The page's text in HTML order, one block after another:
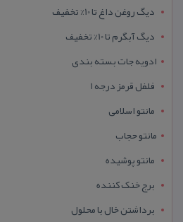
دیگ روغن داغ تا 10% تخفیف
دیگ آبگرم تا 10% تخفیف
ادویه جات بسته بندی
فلفل قرمز درجه 1
مانتو اسلامی
مانتو حجاب
مانتو پوشیده
برج خنک کننده
برداشتن خال با محلول